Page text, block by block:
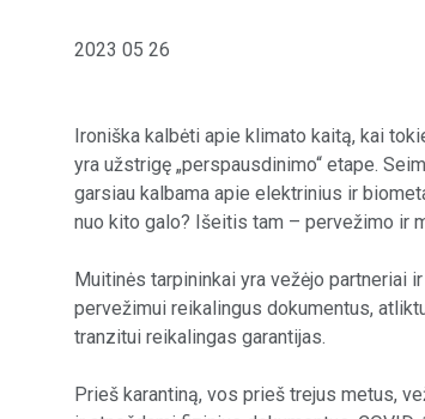
2023 05 26
Ironiška kalbėti apie klimato kaitą, kai
yra užstrigę „perspausdinimo“ etape.
garsiau kalbama apie elektrinius ir
nuo kito galo? Išeitis tam – pervežimo ir
Muitinės tarpininkai yra vežėjo partneriai
pervežimui reikalingus dokumentus,
tranzitui reikalingas garantijas.
Prieš karantiną, vos prieš trejus metus,